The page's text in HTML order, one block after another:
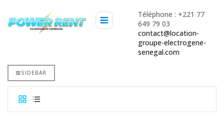
Téléphone : +221 77
649 79 03
contact@location-
groupe-electrogene-
senegal.com
SIDEBAR